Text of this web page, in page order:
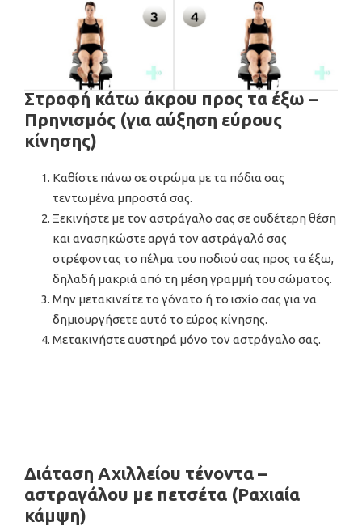
Στροφή κάτω άκρου προς τα έξω –
Πρηνισμός (για αύξηση εύρους
κίνησης)
Καθίστε πάνω σε στρώμα με τα πόδια σας
τεντωμένα μπροστά σας.
Ξεκινήστε με τον αστράγαλο σας σε ουδέτερη θέση
και ανασηκώστε αργά τον αστράγαλό σας
στρέφοντας το πέλμα του ποδιού σας προς τα έξω,
δηλαδή μακριά από τη μέση γραμμή του σώματος.
Μην μετακινείτε το γόνατο ή το ισχίο σας για να
δημιουργήσετε αυτό το εύρος κίνησης.
Μετακινήστε αυστηρά μόνο τον αστράγαλο σας.
Διάταση Αχιλλείου τένοντα –
αστραγάλου με πετσέτα (Ραχιαία
κάμψη)